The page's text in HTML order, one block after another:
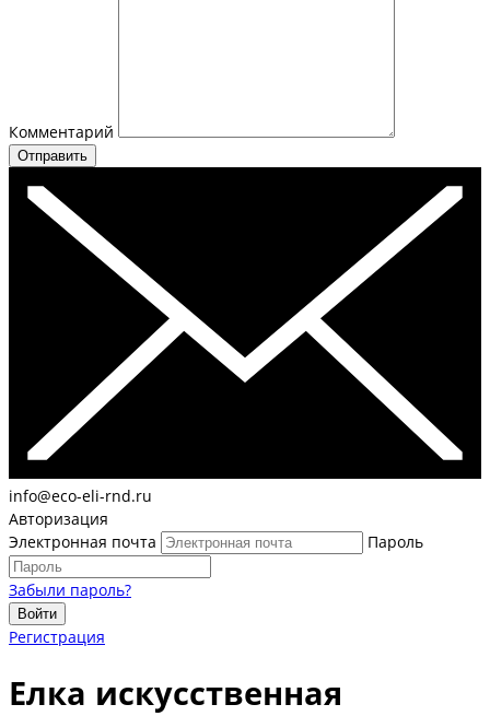
Комментарий
Отправить
info@eco-eli-rnd.ru
Авторизация
Электронная почта
Пароль
Забыли пароль?
Войти
Регистрация
Елка искусственная